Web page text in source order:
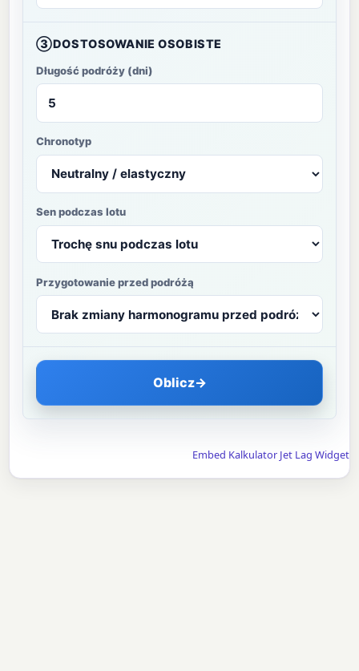
③DOSTOSOWANIE OSOBISTE
Długość podróży (dni)
Chronotyp
Sen podczas lotu
Przygotowanie przed podróżą
Oblicz→
Embed Kalkulator Jet Lag Widget